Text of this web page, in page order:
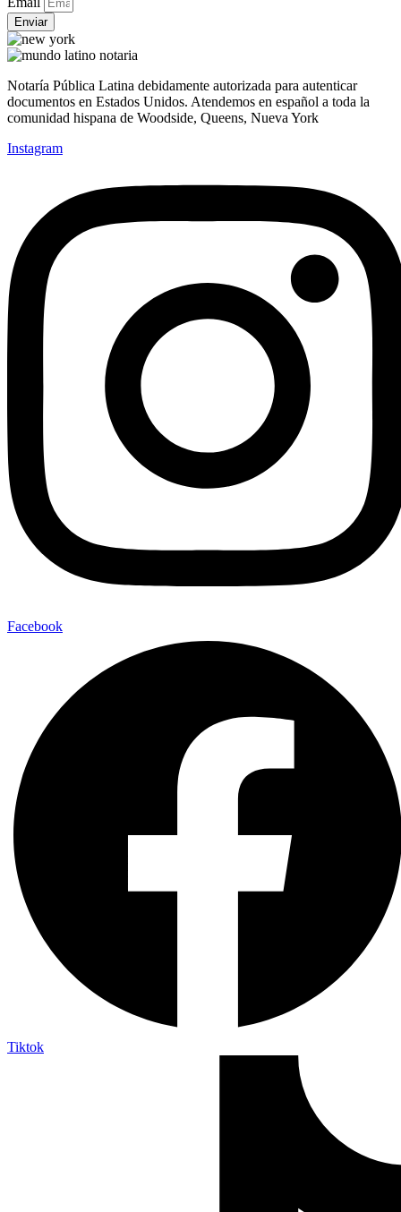
Enviar
Notaría Pública Latina debidamente autorizada para autenticar
documentos en Estados Unidos. Atendemos en español a toda la
comunidad hispana de Woodside, Queens, Nueva York
Instagram
Facebook
Tiktok